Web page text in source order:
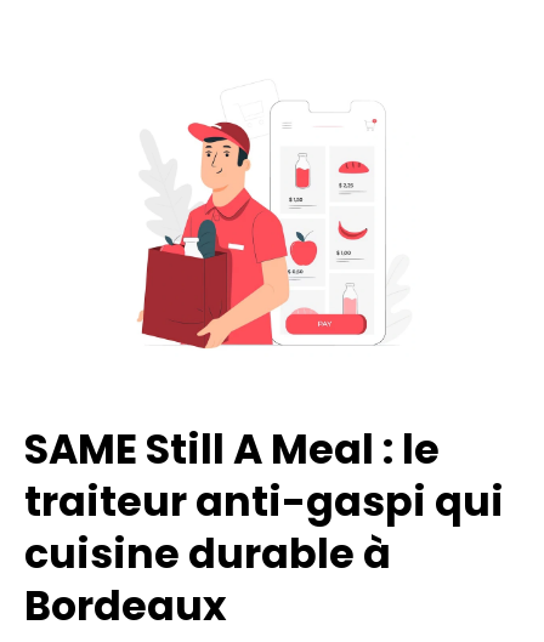
SAME Still A Meal : le
traiteur anti-gaspi qui
cuisine durable à
Bordeaux